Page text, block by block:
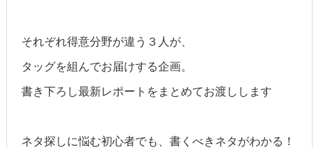
それぞれ得意分野が違う３人が、
タッグを組んでお届けする企画。
書き下ろし最新レポートをまとめてお渡しします
ネタ探しに悩む初心者でも、書くべきネタがわかる！